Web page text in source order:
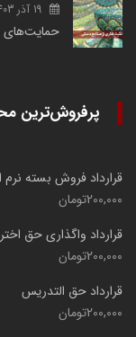
19 آذر 1403
حمایت‌های
پرفروش‌ترین
قرارداد فروش بسته نرم
200,000تومان
قرارداد واگذاری حق
200,000تومان
قرارداد حق التدریس
200,000تومان